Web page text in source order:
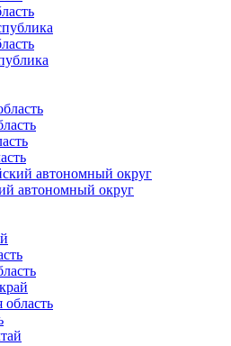
автономный округ
автономный округ